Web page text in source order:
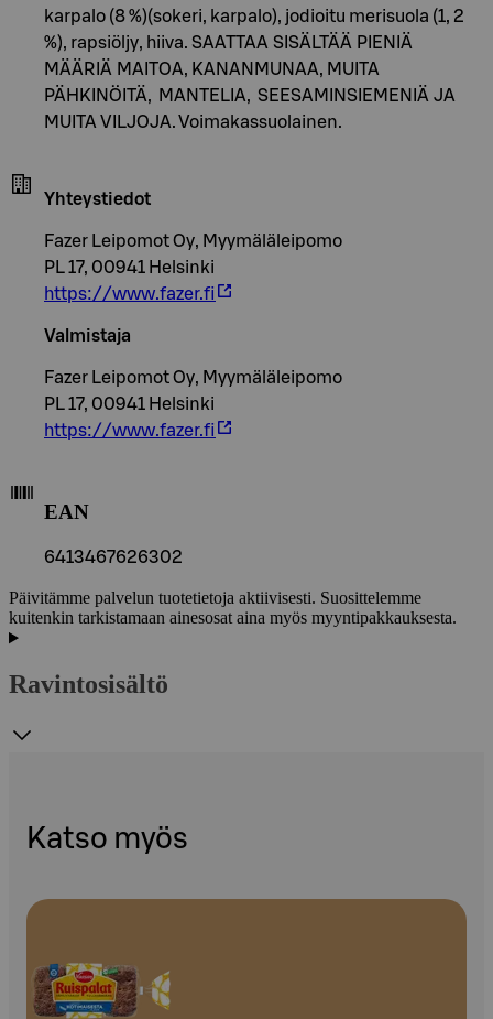
karpalo (8 %)(sokeri, karpalo), jodioitu merisuola (1, 2
%), rapsiöljy, hiiva. SAATTAA SISÄLTÄÄ PIENIÄ
MÄÄRIÄ MAITOA, KANANMUNAA, MUITA
PÄHKINÖITÄ, MANTELIA, SEESAMINSIEMENIÄ JA
MUITA VILJOJA. Voimakassuolainen.
Yhteystiedot
Fazer Leipomot Oy, Myymäläleipomo
PL 17, 00941 Helsinki
https://www.fazer.fi
Valmistaja
Fazer Leipomot Oy, Myymäläleipomo
PL 17, 00941 Helsinki
https://www.fazer.fi
EAN
6413467626302
Päivitämme palvelun tuotetietoja aktiivisesti. Suosittelemme
kuitenkin tarkistamaan ainesosat aina myös myyntipakkauksesta.
Ravintosisältö
Katso myös